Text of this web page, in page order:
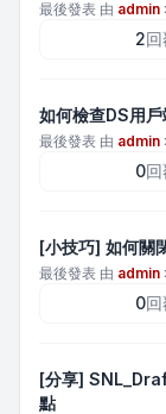
最後發表 由 admin
2回
如何檢查DS用
最後發表 由 admin
0回
[小技巧] 如何
最後發表 由 admin
0回
[分享]
點